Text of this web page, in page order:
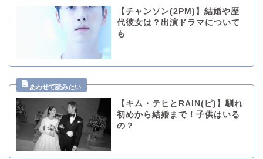
【チャンソン(2PM)】結婚や歴
代彼女は？出演ドラマについて
も
【キム・テヒとRAIN(ピ)】馴れ
初めから結婚まで！子供はいる
の？